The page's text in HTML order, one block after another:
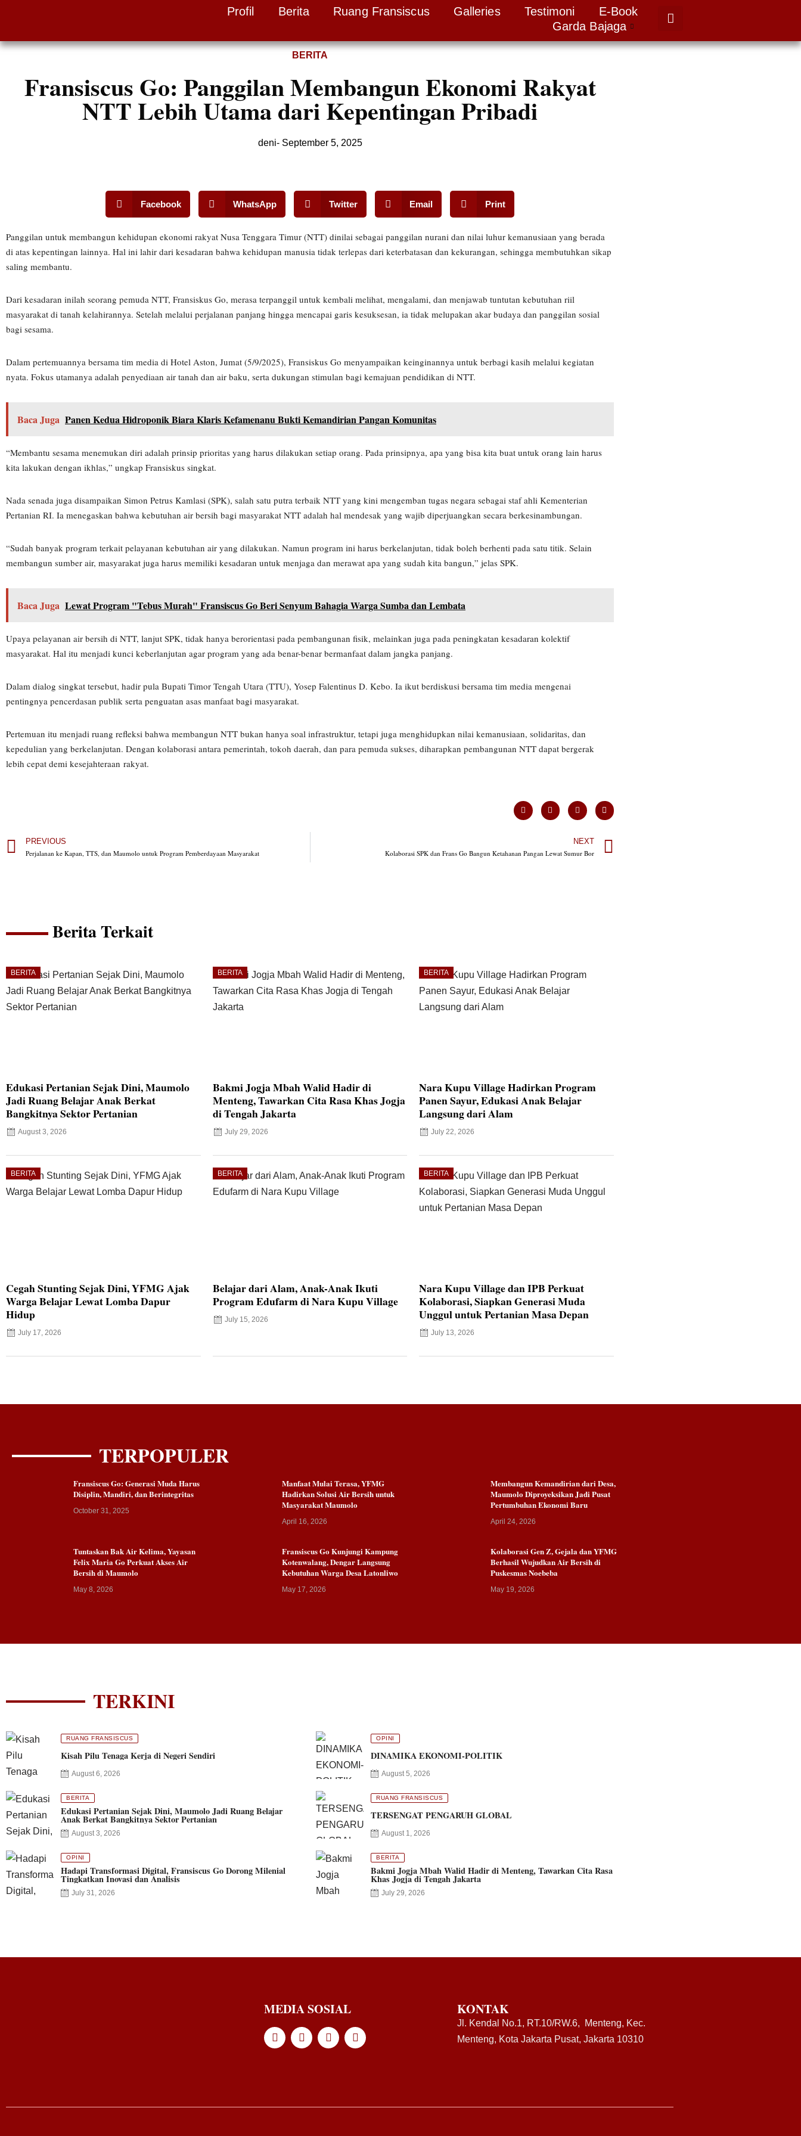
to
Profil Berita Ruang Fransiscus Galleries Testimoni
E-Book
Garda Bajaga
BERITA
Fransiscus Go: Panggilan Membangun Ekonomi Rakyat
NTT Lebih Utama dari Kepentingan Pribadi
deni- September 5, 2025
Facebook WhatsApp Twitter Email Print
Panggilan untuk membangun kehidupan ekonomi rakyat Nusa Tenggara Timur (NTT) dinilai sebagai panggilan nurani dan nilai luhur kemanusiaan yang berada
di atas kepentingan lainnya. Hal ini lahir dari kesadaran bahwa kehidupan manusia tidak terlepas dari keterbatasan dan kekurangan, sehingga membutuhkan sikap
saling membantu.
Dari kesadaran inilah seorang pemuda NTT, Fransiskus Go, merasa terpanggil untuk kembali melihat, mengalami, dan menjawab tuntutan kebutuhan riil
masyarakat di tanah kelahirannya. Setelah melalui perjalanan panjang hingga mencapai garis kesuksesan, ia tidak melupakan akar budaya dan panggilan sosial
bagi sesama.
Dalam pertemuannya bersama tim media di Hotel Aston, Jumat (5/9/2025), Fransiskus Go menyampaikan keinginannya untuk berbagi kasih melalui kegiatan
nyata. Fokus utamanya adalah penyediaan air tanah dan air baku, serta dukungan stimulan bagi kemajuan pendidikan di NTT.
Baca Juga Panen Kedua Hidroponik Biara Klaris Kefamenanu Bukti Kemandirian Pangan Komunitas
“Membantu sesama menemukan diri adalah prinsip prioritas yang harus dilakukan setiap orang. Pada prinsipnya, apa yang bisa kita buat untuk orang lain harus
kita lakukan dengan ikhlas,” ungkap Fransiskus singkat.
Nada senada juga disampaikan Simon Petrus Kamlasi (SPK), salah satu putra terbaik NTT yang kini mengemban tugas negara sebagai staf ahli Kementerian
Pertanian RI. Ia menegaskan bahwa kebutuhan air bersih bagi masyarakat NTT adalah hal mendesak yang wajib diperjuangkan secara berkesinambungan.
“Sudah banyak program terkait pelayanan kebutuhan air yang dilakukan. Namun program ini harus berkelanjutan, tidak boleh berhenti pada satu titik. Selain
membangun sumber air, masyarakat juga harus memiliki kesadaran untuk menjaga dan merawat apa yang sudah kita bangun,” jelas SPK.
Baca Juga Lewat Program "Tebus Murah" Fransiscus Go Beri Senyum Bahagia Warga Sumba dan Lembata
Upaya pelayanan air bersih di NTT, lanjut SPK, tidak hanya berorientasi pada pembangunan fisik, melainkan juga pada peningkatan kesadaran kolektif
masyarakat. Hal itu menjadi kunci keberlanjutan agar program yang ada benar-benar bermanfaat dalam jangka panjang.
Dalam dialog singkat tersebut, hadir pula Bupati Timor Tengah Utara (TTU), Yosep Falentinus D. Kebo. Ia ikut berdiskusi bersama tim media mengenai
pentingnya pencerdasan publik serta penguatan asas manfaat bagi masyarakat.
Pertemuan itu menjadi ruang refleksi bahwa membangun NTT bukan hanya soal infrastruktur, tetapi juga menghidupkan nilai kemanusiaan, solidaritas, dan
kepedulian yang berkelanjutan. Dengan kolaborasi antara pemerintah, tokoh daerah, dan para pemuda sukses, diharapkan pembangunan NTT dapat bergerak
lebih cepat demi kesejahteraan rakyat.
PREVIOUS
Perjalanan ke Kapan, TTS, dan Maumolo untuk Program Pemberdayaan Masyarakat
NEXT
Kolaborasi SPK dan Frans Go Bangun Ketahanan Pangan Lewat Sumur Bor
Berita Terkait
BERITA
Edukasi Pertanian Sejak Dini, Maumolo
Jadi Ruang Belajar Anak Berkat
Bangkitnya Sektor Pertanian
August 3, 2026
BERITA
Bakmi Jogja Mbah Walid Hadir di
Menteng, Tawarkan Cita Rasa Khas Jogja
di Tengah Jakarta
July 29, 2026
BERITA
Nara Kupu Village Hadirkan Program
Panen Sayur, Edukasi Anak Belajar
Langsung dari Alam
July 22, 2026
BERITA
Cegah Stunting Sejak Dini, YFMG Ajak
Warga Belajar Lewat Lomba Dapur
Hidup
July 17, 2026
BERITA
Belajar dari Alam, Anak-Anak Ikuti
Program Edufarm di Nara Kupu Village
July 15, 2026
BERITA
Nara Kupu Village dan IPB Perkuat
Kolaborasi, Siapkan Generasi Muda
Unggul untuk Pertanian Masa Depan
July 13, 2026
TERPOPULER
Fransiscus Go: Generasi Muda Harus
Disiplin, Mandiri, dan Berintegritas
October 31, 2025
Manfaat Mulai Terasa, YFMG
Hadirkan Solusi Air Bersih untuk
Masyarakat Maumolo
April 16, 2026
Membangun Kemandirian dari Desa,
Maumolo Diproyeksikan Jadi Pusat
Pertumbuhan Ekonomi Baru
April 24, 2026
Tuntaskan Bak Air Kelima, Yayasan
Felix Maria Go Perkuat Akses Air
Bersih di Maumolo
May 8, 2026
Fransiscus Go Kunjungi Kampung
Kotenwalang, Dengar Langsung
Kebutuhan Warga Desa Latonliwo
May 17, 2026
Kolaborasi Gen Z, Gejala dan YFMG
Berhasil Wujudkan Air Bersih di
Puskesmas Noebeba
May 19, 2026
TERKINI
RUANG FRANSISCUS
Kisah Pilu Tenaga Kerja di Negeri Sendiri
August 6, 2026
OPINI
DINAMIKA EKONOMI-POLITIK
August 5, 2026
BERITA
Edukasi Pertanian Sejak Dini, Maumolo Jadi Ruang Belajar
Anak Berkat Bangkitnya Sektor Pertanian
August 3, 2026
RUANG FRANSISCUS
TERSENGAT PENGARUH GLOBAL
August 1, 2026
OPINI
Hadapi Transformasi Digital, Fransiscus Go Dorong Milenial
Tingkatkan Inovasi dan Analisis
July 31, 2026
BERITA
Bakmi Jogja Mbah Walid Hadir di Menteng, Tawarkan Cita Rasa
Khas Jogja di Tengah Jakarta
July 29, 2026
MEDIA SOSIAL KONTAK
Jl. Kendal No.1, RT.10/RW.6, Menteng, Kec.
Menteng, Kota Jakarta Pusat, Jakarta 10310